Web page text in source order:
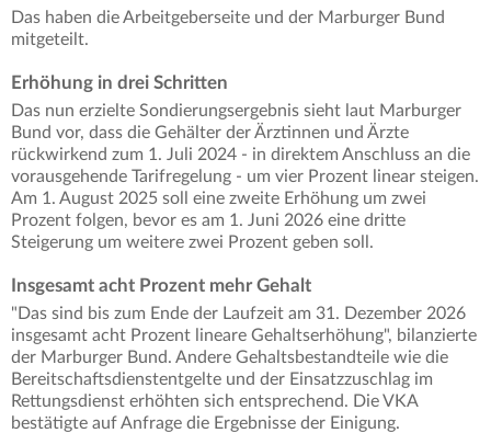
Das haben die Arbeitgeberseite und der Marburger Bund
mitgeteilt.
Erhöhung in drei Schritten
Das nun erzielte Sondierungsergebnis sieht laut Marburger
Bund vor, dass die Gehälter der Ärztinnen und Ärzte
rückwirkend zum 1. Juli 2024 - in direktem Anschluss an die
vorausgehende Tarifregelung - um vier Prozent linear steigen.
Am 1. August 2025 soll eine zweite Erhöhung um zwei
Prozent folgen, bevor es am 1. Juni 2026 eine dritte
Steigerung um weitere zwei Prozent geben soll.
Insgesamt acht Prozent mehr Gehalt
"Das sind bis zum Ende der Laufzeit am 31. Dezember 2026
insgesamt acht Prozent lineare Gehaltserhöhung", bilanzierte
der Marburger Bund. Andere Gehaltsbestandteile wie die
Bereitschaftsdienstentgelte und der Einsatzzuschlag im
Rettungsdienst erhöhten sich entsprechend. Die VKA
bestätigte auf Anfrage die Ergebnisse der Einigung.